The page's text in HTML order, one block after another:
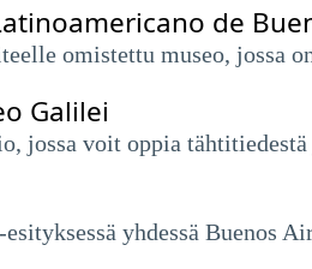
de
omistettu museo, jossa
Galilei
jossa voit oppia
yhdessä Buenos